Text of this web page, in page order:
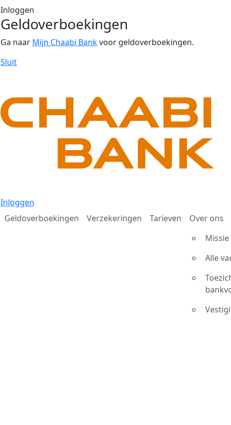
Inloggen
Geldoverboekingen
Ga naar Mijn Chaabi Bankvoor geldoverboekingen.
Sluit
Inloggen
Geldoverboekingen
Verzekeringen Tarieven
Over ons
Alle